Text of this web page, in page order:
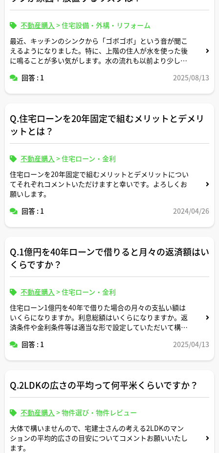
不動産購入 >住宅設備・外構・リフォーム
最近、キッチンのシンクから「ゴボゴボ」という音が聞こ
えるようになりました。特に、上階の住人が水を使った後
に鳴ることが多い気がします。水の流れも以前より少し悪
か。あるいは、マンション共用部の排水管の問題も考えら
り、逆流など）が考えられるか、宅建士さんが過去に取り
扱った事例などを交えてご解説いただけると助かります。
回答 : 1 2025/08/13
Q.住宅ローンを20年固定で組むメリットとデメリ
ットとは？
不動産購入 >住宅ローン・金利
住宅ローンを20年固定で組むメリットとデメリットについ
てそれぞれコメントいただけますと幸いです。よろしくお
願いします。
回答 : 1
2024/04/26
Q.1億円を40年ローンで借りると月々の返済額はい
くらですか？
不動産購入 >住宅ローン・金利
住宅ローン1億円を40年で借りた場合の月々の支払い額は
いくらになりますか。利息総額はいくらになりますか。返
済条件や金利条件等は適当な形で設定していただいて構い
ーションを記載いただけると助かります。よろしくお願い
回答 : 1 2025/04/13
Q.2LDKの広さの平均って何平米くらいですか？
不動産購入 >物件選び・物件レビュー
大体で構いませんので、宅建士さんの考える2LDKのマン
ションの平均的広さの目安についてコメントお願いいたし
ます。